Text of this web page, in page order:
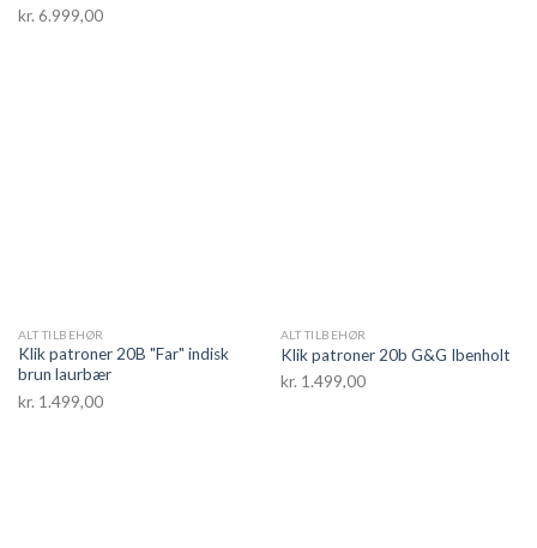
kr. 6.999,00
ALT TILBEHØR
Klik patroner 20B "Far" indisk
brun laurbær
kr. 1.499,00
ALT TILBEHØR
Klik patroner 20b G&G Ibenholt
kr. 1.499,00